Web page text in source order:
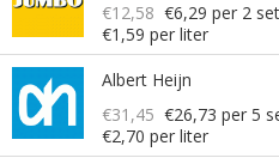
€12,58 €6,29 per 2
€1,59 per liter
Albert Heijn
€31,45 €26,73 per 5
€2,70 per liter